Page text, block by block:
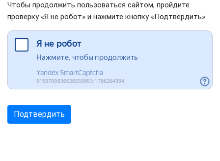
Чтобы продолжить пользоваться сайтом, пройдите
проверку «Я не робот» и нажмите кнопку «Подтвердить».